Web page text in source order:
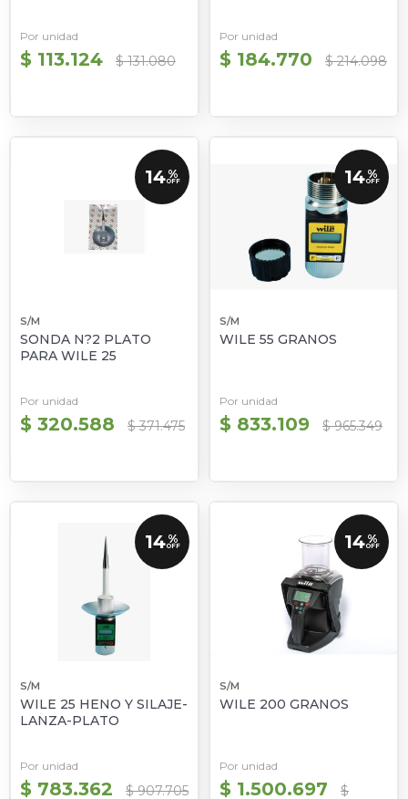
Por unidad
$ 113.124 $ 131.080
Por unidad
$ 184.770 $ 214.098
14 %
OFF
S/M
SONDA N?2 PLATO
PARA WILE 25
Por unidad
$ 320.588 $ 371.475
14 %
OFF
S/M
WILE 55 GRANOS
Por unidad
$ 833.109 $ 965.349
14 %
OFF
S/M
WILE 25 HENO Y SILAJE-
LANZA-PLATO
Por unidad
$ 783.362 $ 907.705
14 %
OFF
S/M
WILE 200 GRANOS
Por unidad
$ 1.500.697 $